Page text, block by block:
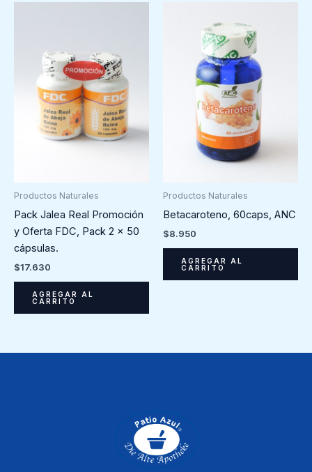
Productos Naturales
Pack Jalea Real Promoción
y Oferta FDC, Pack 2 x 50
cápsulas.
$17.630
AGREGAR AL
CARRITO
Productos Naturales
Betacaroteno, 60caps, ANC
$8.950
AGREGAR AL
CARRITO